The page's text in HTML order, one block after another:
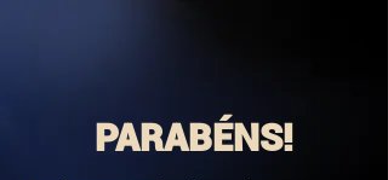
PARABÉNS!